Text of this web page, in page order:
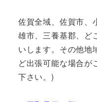
佐賀全域、佐賀市、
雄市、三養基郡、ど
いします。その他地
ど出張可能な場合が
下さい。)